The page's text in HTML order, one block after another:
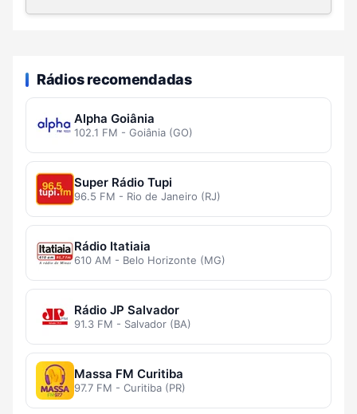
Rádios recomendadas
Alpha Goiânia
102.1 FM - Goiânia (GO)
Super Rádio Tupi
96.5 FM - Rio de Janeiro (RJ)
Rádio Itatiaia
610 AM - Belo Horizonte (MG)
Rádio JP Salvador
91.3 FM - Salvador (BA)
Massa FM Curitiba
97.7 FM - Curitiba (PR)